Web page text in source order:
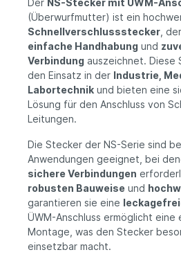
Der NS-Stecker mit ÜWM-
(Überwurfmutter) ist ein
Schnellverschlussstecker,
einfache Handhabung und
Verbindung auszeichnet. Diese
den Einsatz in der Industrie,
Labortechnik und bieten eine
Lösung für den Anschluss von
Leitungen.
Die Stecker der NS-Serie sind
Anwendungen geeignet, bei
sichere Verbindungen
robusten Bauweise und
garantieren sie eine
ÜWM-Anschluss ermöglicht eine
Montage, was den Stecker
einsetzbar macht.